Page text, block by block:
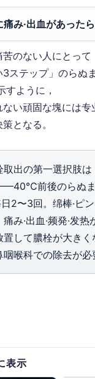
み·出血があった
のない人にとっ
3ステップ」のらぬ
すように，
ない頑固な塊には
となる。
取出の第一選択肢
前後のらぬ
2〜3回。绵棒·ピ
み·出血·频発·发
置して膿栓が大き
咽喉科での除去が必
表示